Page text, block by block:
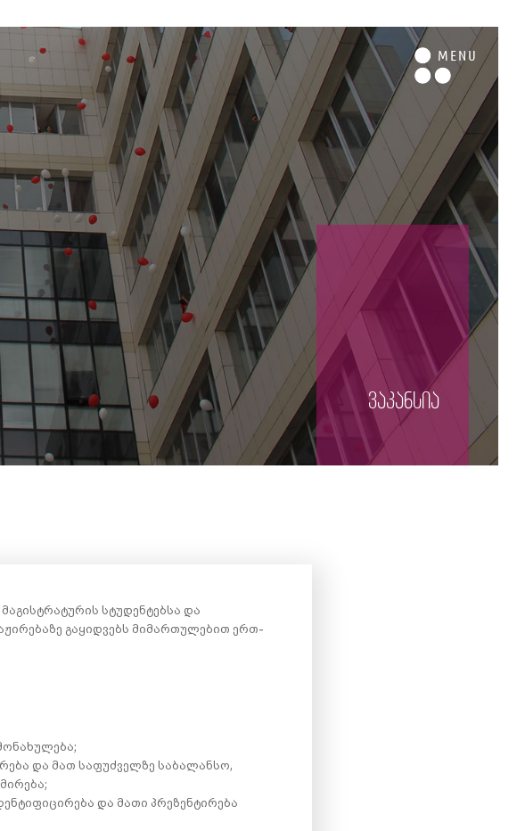
MENU
ვაკანსია
სტუდენტებსა და
გაყიდვებს მიმართულებით ერთ-
და მათ საფუძველზე საბალანსო,
და მათი პრეზენტირება